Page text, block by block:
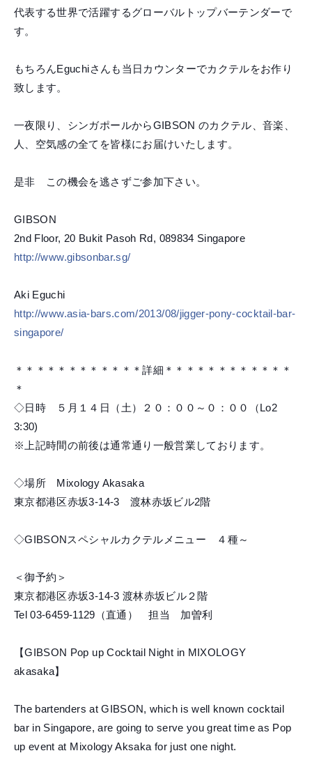
代表する世界で活躍するグローバルトップバーテンダーで
す。
もちろんEguchiさんも当日カウンターでカクテルをお作り
致します。
一夜限り、シンガポールからGIBSON のカクテル、音楽、
人、空気感の全てを皆様にお届けいた します。
是非 この機会を逃さずご参加下さい。
GIBSON
2nd Floor, 20 Bukit Pasoh Rd, 089834 Singapore
http://www.gibsonbar.sg/
Aki Eguchi
http://www.asia-bars.com/2013/08/jigger-pony-cocktail-bar-
singapore/
＊＊＊＊＊＊＊＊＊＊＊＊詳細＊＊＊＊＊＊＊＊＊＊＊＊
＊
◇日時 ５月１４日（土）２０：００～０：００（Lo2
3:30)
※上記時間の前後は通常通り一般営業しております。
◇場所 Mixology Akasaka
東京都港区赤坂3-14-3 渡林赤坂ビル2階
◇GIBSONスペシャルカクテルメニュー ４種～
＜御予約＞
東京都港区赤坂3-14-3 渡林赤坂ビル２階
Tel 03-6459-1129（直通） 担当 加曽利
【GIBSON Pop up Cocktail Night in MIXOLOGY
akasaka】
The bartenders at GIBSON, which is well known cocktail
bar in Singapore, are going to serve you great time as Pop
up event at Mixology Aksaka for just one night.